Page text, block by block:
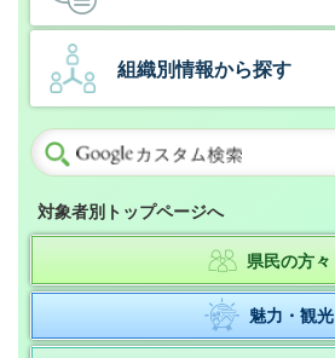
組織別情報から探す
対象者別トップページへ
県民の方々
魅力・観光